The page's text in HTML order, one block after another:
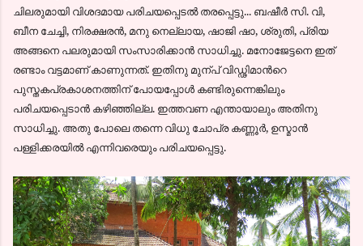
ചിലരുമായി വിശദമായ പരിചയപ്പെടല്‍ തരപ്പെട്ടു... ബഷീര്‍ സി. വി,
ബീന ചേച്ചി, നിരക്ഷരന്‍, മനു നെല്ലായ, ഷാജി ഷാ, ശ്രുതി, പ്രിയ
അങ്ങനെ പലരുമായി സംസാരിക്കാന്‍ സാധിച്ചു. മനോജേട്ടനെ ഇത്
രണ്ടാം വട്ടമാണ് കാണുന്നത്. ഇതിനു മുന്പ് വിഡ്ഢിമാന്‍റെ
പുസ്തകപ്രകാശനത്തിന് പോയപ്പോള്‍ കണ്ടിരുന്നെങ്കിലും
പരിചയപ്പെടാന്‍ കഴിഞ്ഞില്ല. ഇത്തവണ എന്തായാലും അതിനു
സാധിച്ചു. അതു പോലെ തന്നെ വിധു ചോപ്ര കണ്ണൂര്‍, ഉസ്മാന്‍
പള്ളിക്കരയില്‍ എന്നിവരെയും പരിചയപ്പെട്ടു.